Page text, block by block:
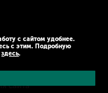
сайта
с сайтом удобнее.
с этим. Подробную
здесь.